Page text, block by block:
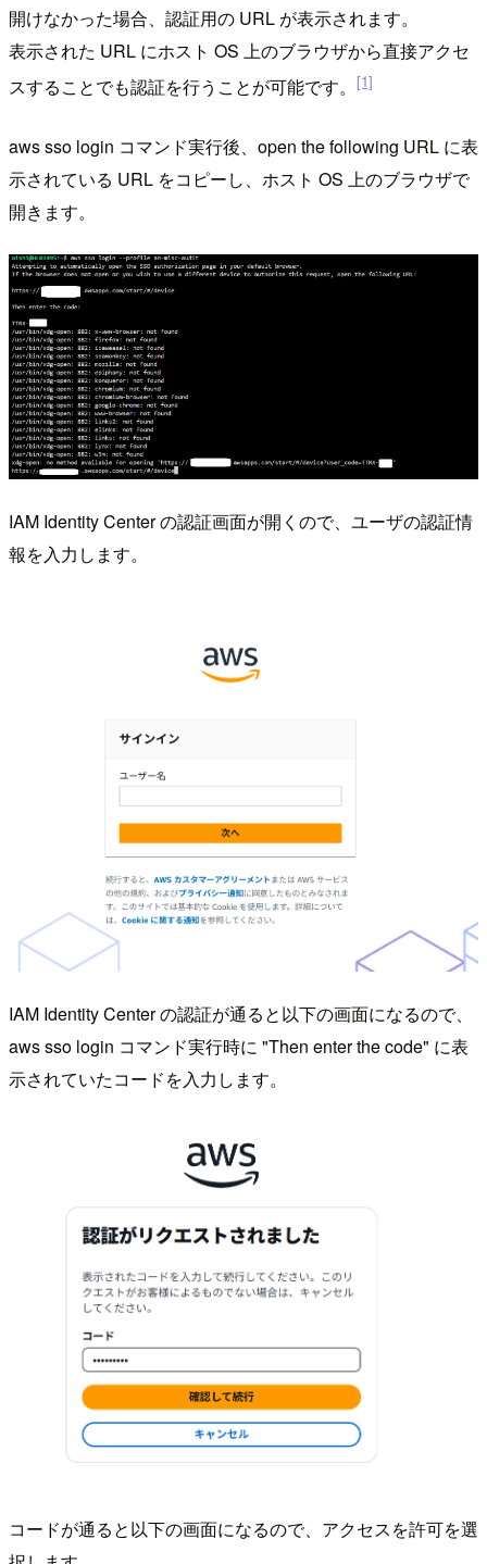
開けなかった場合、認証用の URL が表示されます。
表示された URL にホスト OS 上のブラウザから直接アクセ
スすることでも認証を行うことが可能です。
[1]
aws sso login コマンド実行後、open the following URL に表
示されている URL をコピーし、ホスト OS 上のブラウザで
開きます。
IAM Identity Center の認証画面が開くので、ユーザの認証情
報を入力します。
IAM Identity Center の認証が通ると以下の画面になるので、
aws sso login コマンド実行時に "Then enter the code" に表
示されていたコードを入力します。
コードが通ると以下の画面になるので、アクセスを許可を選